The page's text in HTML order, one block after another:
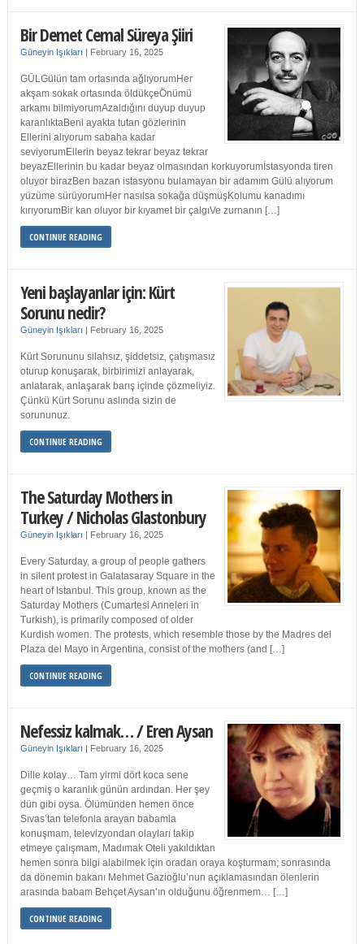
Bir Demet Cemal Süreya Şiiri
Güneyin Işıkları | February 16, 2025
GÜLGülün tam ortasında ağlıyorumHer
akşam sokak ortasında öldükçeÖnümü
arkamı bilmiyorumAzaldığını duyup duyup
karanlıktaBeni ayakta tutan gözlerinin
Ellerini alıyorum sabaha kadar
seviyorumEllerin beyaz tekrar beyaz tekrar
beyazEllerinin bu kadar beyaz olmasından korkuyorumİstasyonda tiren
oluyor birazBen bazan istasyonu bulamayan bir adamım Gülü alıyorum
yüzüme sürüyorumHer nasılsa sokağa düşmüşKolumu kanadımı
kırıyorumBir kan oluyor bir kıyamet bir çalgıVe zurnanın […]
CONTINUE READING
Yeni başlayanlar için: Kürt
Sorunu nedir?
Güneyin Işıkları | February 16, 2025
Kürt Sorununu silahsız, şiddetsiz, çatışmasız
oturup konuşarak, birbirimizi anlayarak,
anlatarak, anlaşarak barış içinde çözmeliyiz.
Çünkü Kürt Sorunu aslında sizin de
sorununuz.
CONTINUE READING
The Saturday Mothers in
Turkey / Nicholas Glastonbury
Güneyin Işıkları | February 16, 2025
Every Saturday, a group of people gathers
in silent protest in Galatasaray Square in the
heart of Istanbul. This group, known as the
Saturday Mothers (Cumartesi Anneleri in
Turkish), is primarily composed of older
Kurdish women. The protests, which resemble those by the Madres del
Plaza del Mayo in Argentina, consist of the mothers (and […]
CONTINUE READING
Nefessiz kalmak… / Eren Aysan
Güneyin Işıkları | February 16, 2025
Dille kolay… Tam yirmi dört koca sene
geçmiş o karanlık günün ardından. Her şey
dün gibi oysa. Ölümünden hemen önce
Sıvas’tan telefonla arayan babamla
konuşmam, televizyondan olayları takip
etmeye çalışmam, Madımak Oteli yakıldıktan
hemen sonra bilgi alabilmek için oradan oraya koşturmam; sonrasında
da dönemin bakanı Mehmet Gazioğlu’nun açıklamasından ölenlerin
arasında babam Behçet Aysan’ın olduğunu öğrenmem… […]
CONTINUE READING